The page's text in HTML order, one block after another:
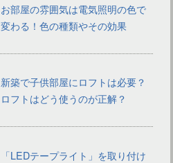
お部屋の雰囲気は電気照明の色で
変わる！色の種類やその効果
新築で子供部屋にロフトは必要？
ロフトはどう使うのが正解？
「LEDテープライト」を取り付け